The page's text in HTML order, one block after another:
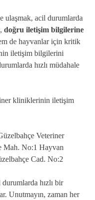
ulaşmak, acil durumlarda
doğru iletişim bilgilerine
de hayvanlar için kritik
iletişim bilgilerini
hızlı müdahale
kliniklerinin iletişim
Veteriner
Mah. No:1 Hayvan
Cad. No:2
hızlı bir
Unutmayın, zaman her